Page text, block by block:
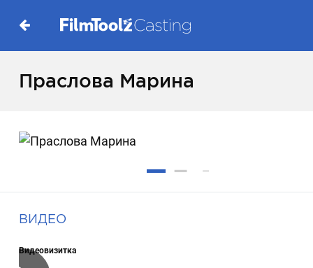
Праслова Марина
ВИДЕО
Видеовизитка